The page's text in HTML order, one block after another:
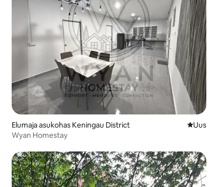
Elumaja asukohas Keningau District Uus
Uus
Wyan Homestay